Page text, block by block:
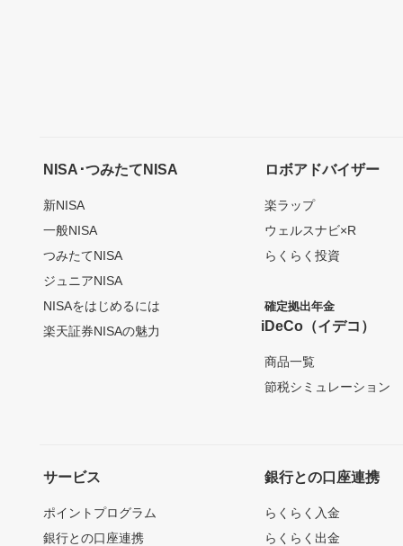
NISA･つみたてNISA
新NISA
一般NISA
つみたてNISA
ジュニアNISA
NISAをはじめるには
楽天証券NISAの魅力
ロボアドバイザー
楽ラップ
ウェルスナビ×R
らくらく投資
確定拠出年金
iDeCo（イデコ）
商品一覧
節税シミュレーション
サービス
ポイントプログラム
銀行との口座連携
銀行との口座連携
らくらく入金
らくらく出金